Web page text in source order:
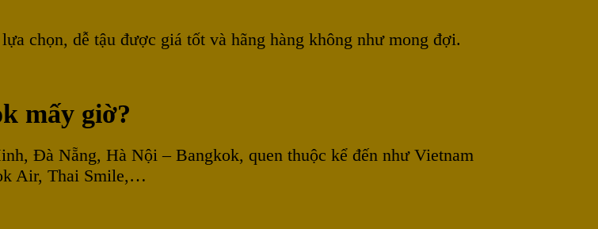
chọn, dễ tậu được giá tốt và hãng hàng không như mong đợi.
mấy giờ?
Đà Nẵng, Hà Nội – Bangkok, quen thuộc kể đến như Vietnam
Air, Thai Smile,…